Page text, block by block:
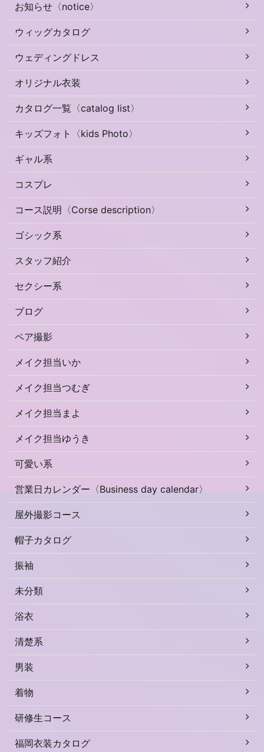
お知らせ〈notice〉
ウィッグカタログ
ウェディングドレス
オリジナル衣装
カタログ一覧〈catalog list〉
キッズフォト〈kids Photo〉
ギャル系
コスプレ
コース説明〈Corse description〉
ゴシック系
スタッフ紹介
セクシー系
ブログ
ペア撮影
メイク担当いか
メイク担当つむぎ
メイク担当まよ
メイク担当ゆうき
可愛い系
営業日カレンダー〈Business day calendar〉
屋外撮影コース
帽子カタログ
振袖
未分類
浴衣
清楚系
男装
着物
研修生コース
福岡衣装カタログ